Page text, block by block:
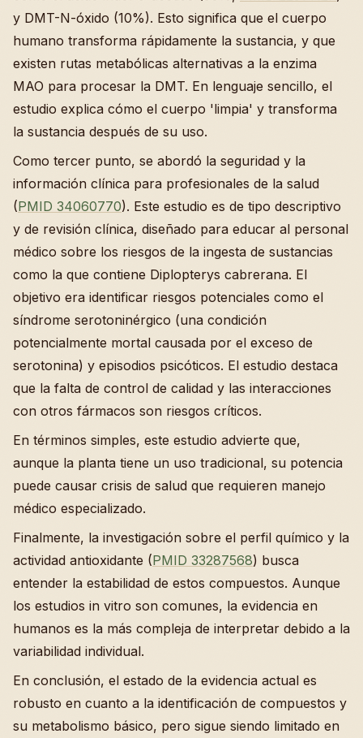
y DMT-N-óxido (10%). Esto significa que el cuerpo
humano transforma rápidamente la sustancia, y que
existen rutas metabólicas alternativas a la enzima
MAO para procesar la DMT. En lenguaje sencillo, el
estudio explica cómo el cuerpo 'limpia' y transforma
la sustancia después de su uso.
Como tercer punto, se abordó la seguridad y la
información clínica para profesionales de la salud
(PMID 34060770). Este estudio es de tipo descriptivo
y de revisión clínica, diseñado para educar al personal
médico sobre los riesgos de la ingesta de sustancias
como la que contiene Diplopterys cabrerana. El
objetivo era identificar riesgos potenciales como el
síndrome serotoninérgico (una condición
potencialmente mortal causada por el exceso de
serotonina) y episodios psicóticos. El estudio destaca
que la falta de control de calidad y las interacciones
con otros fármacos son riesgos críticos.
En términos simples, este estudio advierte que,
aunque la planta tiene un uso tradicional, su potencia
puede causar crisis de salud que requieren manejo
médico especializado.
Finalmente, la investigación sobre el perfil químico y la
actividad antioxidante (PMID 33287568) busca
entender la estabilidad de estos compuestos. Aunque
los estudios in vitro son comunes, la evidencia en
humanos es la más compleja de interpretar debido a la
variabilidad individual.
En conclusión, el estado de la evidencia actual es
robusto en cuanto a la identificación de compuestos y
su metabolismo básico, pero sigue siendo limitado en